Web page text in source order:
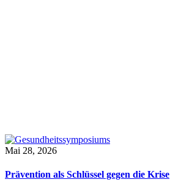
Mai 28, 2026
Prävention als Schlüssel gegen die Krise